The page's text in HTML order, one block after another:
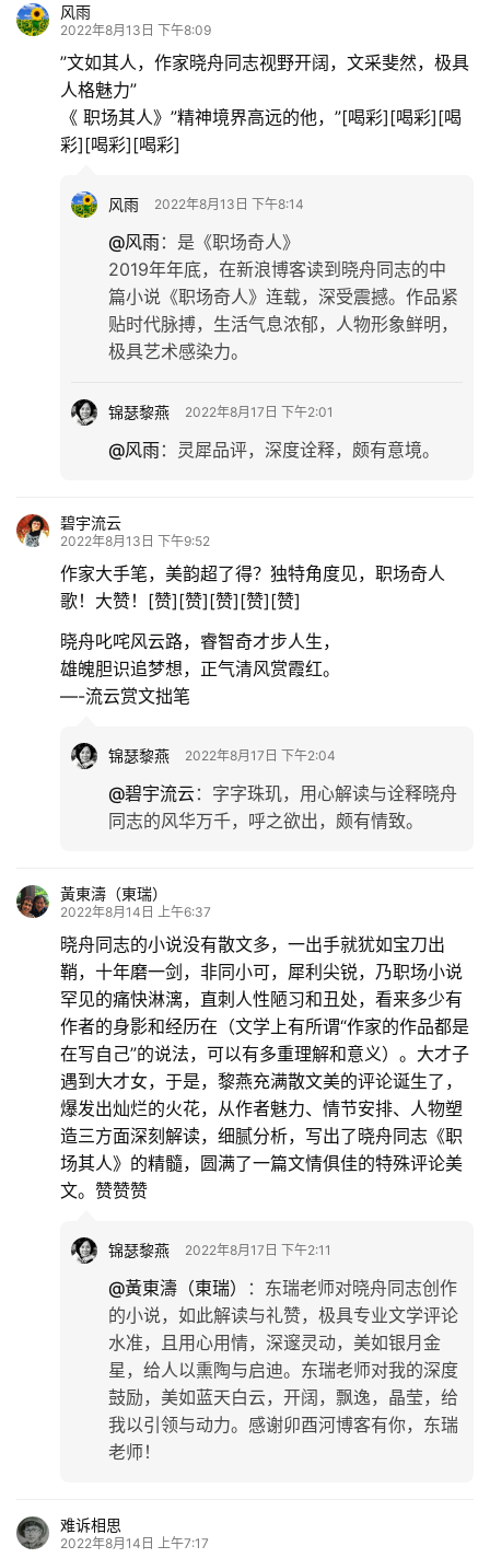
风雨
2022年8月13日 下午8:09
”文如其人，作家晓舟同志视野开阔，文采斐然，极具
人格魅力”
《 职场其人》”精神境界高远的他，”[喝彩][喝彩][喝
彩][喝彩][喝彩]
风雨 2022年8月13日 下午8:14
@风雨： 是《职场奇人》
2019年年底，在新浪博客读到晓舟同志的中
篇小说《职场奇人》连载，深受震撼。作品紧
贴时代脉搏，生活气息浓郁，人物形象鲜明，
极具艺术感染力。
锦瑟黎燕 2022年8月17日 下午2:01
@风雨： 灵犀品评，深度诠释，颇有意境。
碧宇流云
2022年8月13日 下午9:52
作家大手笔，美韵超了得？独特角度见，职场奇人
歌！大赞！[赞][赞][赞][赞][赞]
晓舟叱咤风云路，睿智奇才步人生，
雄魄胆识追梦想，正气清风赏霞红。
—-流云赏文拙笔
锦瑟黎燕 2022年8月17日 下午2:04
@碧宇流云： 字字珠玑，用心解读与诠释晓舟
同志的风华万千，呼之欲出，颇有情致。
黃東濤（東瑞）
2022年8月14日 上午6:37
晓舟同志的小说没有散文多，一出手就犹如宝刀出
鞘，十年磨一剑，非同小可，犀利尖锐，乃职场小说
罕见的痛快淋漓，直刺人性陋习和丑处，看来多少有
作者的身影和经历在（文学上有所谓“作家的作品都是
在写自己”的说法，可以有多重理解和意义）。大才子
遇到大才女，于是，黎燕充满散文美的评论诞生了，
爆发出灿烂的火花，从作者魅力、情节安排、人物塑
造三方面深刻解读，细腻分析，写出了晓舟同志《职
场其人》的精髓，圆满了一篇文情俱佳的特殊评论美
文。赞赞赞
锦瑟黎燕 2022年8月17日 下午2:11
@黃東濤（東瑞） ： 东瑞老师对晓舟同志创作
的小说，如此解读与礼赞，极具专业文学评论
水准，且用心用情，深邃灵动，美如银月金
星，给人以熏陶与启迪。东瑞老师对我的深度
鼓励，美如蓝天白云，开阔，飘逸，晶莹，给
我以引领与动力。感谢卯酉河博客有你，东瑞
老师！
难诉相思
2022年8月14日 上午7:17